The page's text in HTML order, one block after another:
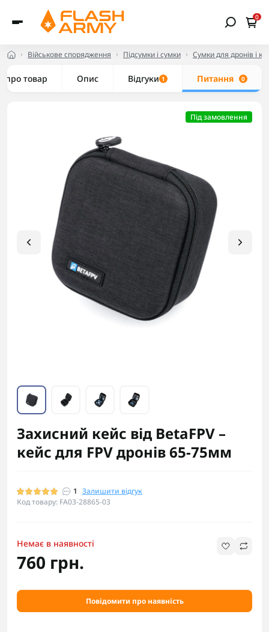
0
Військове спорядження Підсумки і сумки Сумки для дронів і
про товар Опис Відгуки 1 Питання 0
Під замовлення
Захисний кейс від BetaFPV –
кейс для FPV дронів 65-75мм
1 Залишити відгук
Код товару: FA03-28865-03
Немає в наявності
760 грн.
Повідомити про наявність